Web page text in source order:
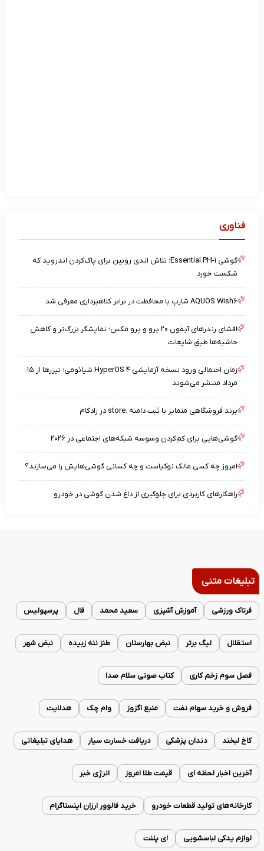
فناوری
گوشی Essential PH-۱؛ تلاش اندی روبین برای پاک‌کردن اندروید که
شکست خورد
AQUOS Wish۶ شارپ با محافظت در برابر کلاهبرداری معرفی شد
افشای رندرهای آیفون ۲۰ پرو و پرو مکس؛ نمایشگر بزرگ‌تر و کاهش
حاشیه‌ها طبق شایعات
زمان احتمالی ورود نسخه آزمایشی HyperOS ۴ شیائومی؛ تیزرها از ۱۵
مرداد منتشر می‌شوند
برند فروشگاهی متمایز با ثبت دامنه .store در رادکام
گوشی‌هایی برای کم‌کردن وسوسه شبکه‌های اجتماعی در ۲۰۲۶
امروز چه کسی مالک نوکیاست و چه کسانی گوشی‌هایش را می‌سازند؟
راهکارهای کاربردی برای جلوگیری از داغ شدن گوشی در خودرو
تبلیغات متنی
فرتاک ورزشی آموزش آشپزی سعید محمد فال پرسپولیس
استقلال لیگ برتر نبض بهارستان طنز ننه زبیده نبض شهر
فصل سوم زخم کاری کتاب صوتی سلام صدا
فروش و خرید سهام نفت منبع اگزوز وام چک هدلایت
کاخ لبخند دندان پزشکی دریافت خسارت سیار هدایای تبلیغاتی
آخرین اخبار لحظه ای قیمت طلا امروز انرژی خبر
کارخانه‌های تولید قطعات خودرو خرید فالوور ارزان اینستاگرام
لوازم یدکی لباسشویی ای پلنت